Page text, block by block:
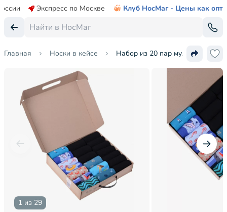
Экспресс по Москве Клуб НосМаг - Цены как опт
Главная Носки в кейсе Набор из 20 пар мужских
1 из 29